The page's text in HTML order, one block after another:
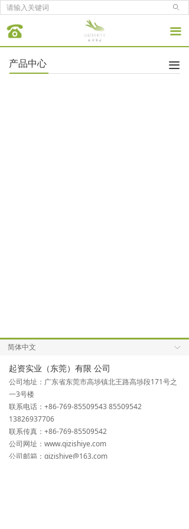
ꄙ
끀
끀
产品中心
ꀅ
简体中文
起资实业（东莞）有限 公司
公司地址：广东省东莞市高埗镇北王路高埗段171号之
一3号楼
联系电话：+86-769-85509543 85509542
13826937706
联系传真：+86-769-85509542
公司网址：www.qizishiye.com
公司邮箱：qizishiye@163.com